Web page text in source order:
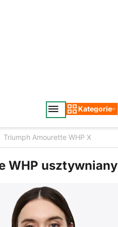
Kategorie
Triumph Amourette WHP X
WHP usztywniany